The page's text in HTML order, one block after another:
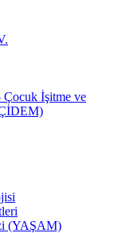
Çocuk İşitme ve
(YAŞAM)